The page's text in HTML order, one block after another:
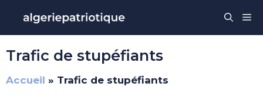
contenu
Trafic de stupéfiants
Accueil » Trafic de stupéfiants